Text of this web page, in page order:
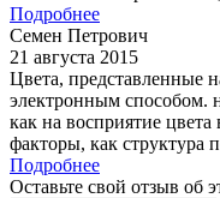
Подробнее
Семен Петрович
21 августа 2015
Цвета, представленные
электронным способом.
как на восприятие
факторы, как структура
Подробнее
Оставьте свой отзыв об